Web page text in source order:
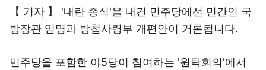
【 기자 】 '내란 종식'을 내건 민주당에선 민간인 국
방장관 임명과 방첩사령부 개편안이 거론됩니다.
민주당을 포함한 야5당이 참여하는 '원탁회의'에서